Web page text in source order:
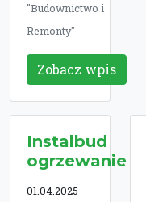
"Budownictwo i
Remonty"
Zobacz wpis
Instalbud
ogrzewanie
01.04.2025